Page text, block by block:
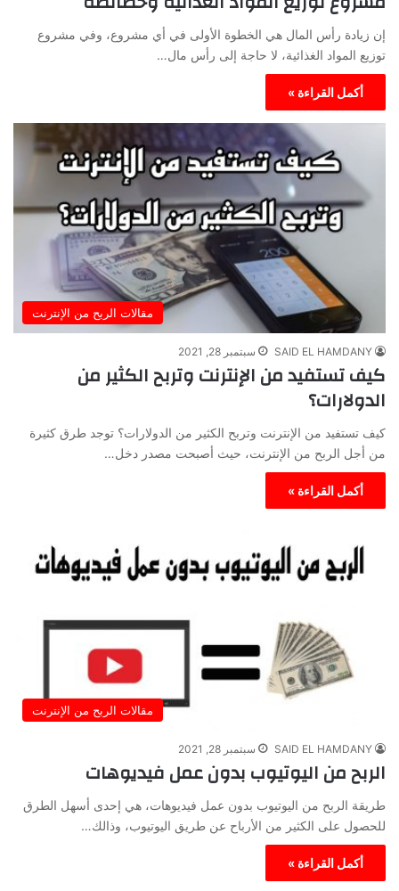
إن زيادة رأس المال هي الخطوة الأولى في أي مشروع، وفي مشروع
توزيع المواد الغذائية، لا حاجة إلى رأس مال…
أكمل القراءة »
مقالات الربح من الإنترنت
SAID EL HAMDANY سبتمبر 28, 2021
كيف تستفيد من الإنترنت وتربح الكثير من
الدولارات؟
كيف تستفيد من الإنترنت وتربح الكثير من الدولارات؟ توجد طرق كثيرة
من أجل الربح من الإنترنت، حيث أصبحت مصدر دخل…
أكمل القراءة »
مقالات الربح من الإنترنت
SAID EL HAMDANY سبتمبر 28, 2021
الربح من اليوتيوب بدون عمل فيديوهات
طريقة الربح من اليوتيوب بدون عمل فيديوهات، هي إحدى أسهل الطرق
للحصول على الكثير من الأرباح عن طريق اليوتيوب، وذالك…
أكمل القراءة »